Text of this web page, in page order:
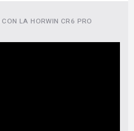
LA HORWIN CR6 PRO